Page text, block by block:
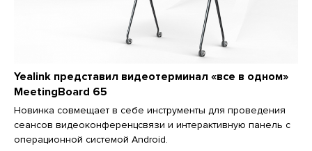
Yealink представил видеотерминал «все в одном»
MeetingBoard 65
Новинка совмещает в себе инструменты для проведения
сеансов видеоконференцсвязи и интерактивную панель с
операционной системой Android.